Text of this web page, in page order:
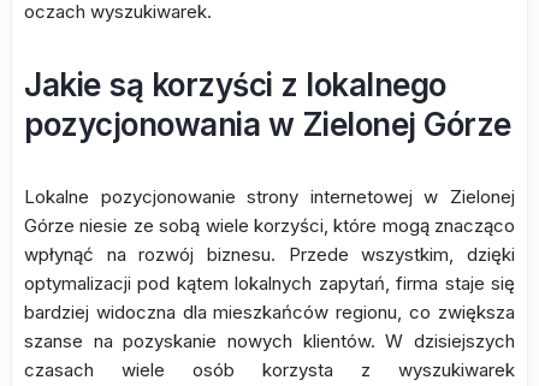
oczach wyszukiwarek.
Jakie są korzyści z lokalnego
pozycjonowania w Zielonej Górze
Lokalne pozycjonowanie strony internetowej w Zielonej
Górze niesie ze sobą wiele korzyści, które mogą znacząco
wpłynąć na rozwój biznesu. Przede wszystkim, dzięki
optymalizacji pod kątem lokalnych zapytań, firma staje się
bardziej widoczna dla mieszkańców regionu, co zwiększa
szanse na pozyskanie nowych klientów. W dzisiejszych
czasach wiele osób korzysta z wyszukiwarek